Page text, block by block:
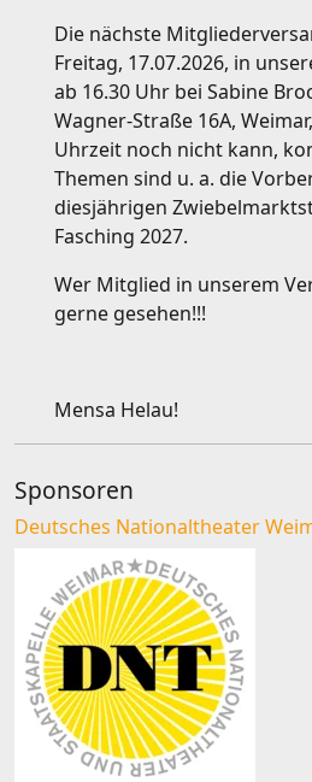
Die nächste
Freitag, 17.07.2026, in
ab 16.30 Uhr bei Sabine
Wagner-Straße 16A,
Uhrzeit noch nicht kann,
Themen sind u. a. die
diesjährigen
Fasching 2027.
Wer Mitglied in unserem
gerne gesehen!!!
Mensa Helau!
Sponsoren
Deutsches Nationaltheater